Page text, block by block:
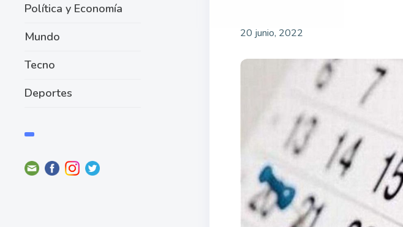
Política y Economía
Mundo
Tecno
Deportes
20 junio, 2022